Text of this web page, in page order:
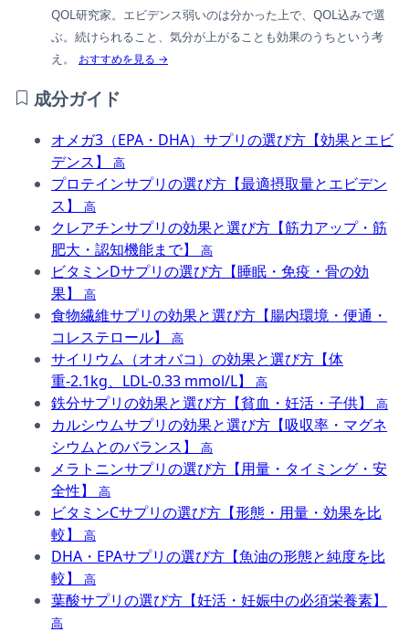
QOL研究家。エビデンス弱いのは分かった上で、QOL込みで選
ぶ。続けられること、気分が上がることも効果のうちという考
え。
おすすめを見る →
成分ガイド
オメガ3（EPA・DHA）サプリの選び方【効果とエビ
デンス】
高
プロテインサプリの選び方【最適摂取量とエビデン
ス】
高
クレアチンサプリの効果と選び方【筋力アップ・筋
肥大・認知機能まで】
高
ビタミンDサプリの選び方【睡眠・免疫・骨の効
果】
高
食物繊維サプリの効果と選び方【腸内環境・便通・
コレステロール】
高
サイリウム（オオバコ）の効果と選び方【体
重-2.1kg、LDL-0.33 mmol/L】
高
鉄分サプリの効果と選び方【貧血・妊活・子供】 高
カルシウムサプリの効果と選び方【吸収率・マグネ
シウムとのバランス】
高
メラトニンサプリの選び方【用量・タイミング・安
全性】
高
ビタミンCサプリの選び方【形態・用量・効果を比
較】
高
DHA・EPAサプリの選び方【魚油の形態と純度を比
較】
高
葉酸サプリの選び方【妊活・妊娠中の必須栄養素】
高